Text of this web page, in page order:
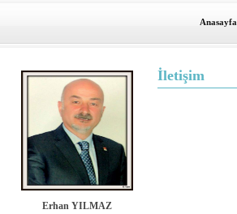
Anasayfa
Erhan YILMAZ
İletişim